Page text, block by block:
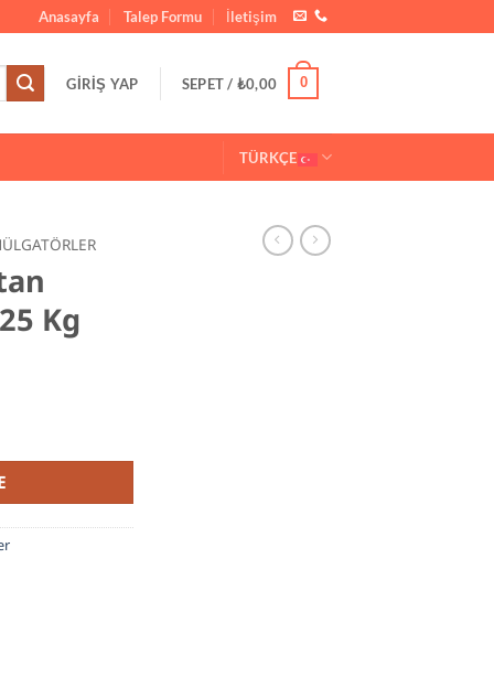
Anasayfa Talep Formu İletişim
GIRIŞ YAP SEPET / ₺0,00 0
TÜRKÇE
Kg
25 Kg adet